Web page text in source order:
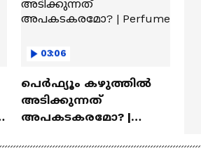
03:06
പെർഫ്യൂം കഴുത്തിൽ
അടിക്കുന്നത്
അപകടകരമോ? |